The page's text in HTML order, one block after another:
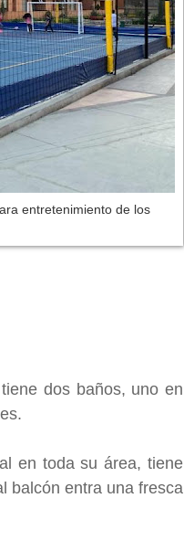
entretenimiento de los
dos baños, uno en
en toda su área, tiene
balcón entra una fresca